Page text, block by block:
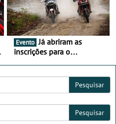
Evento Já abriram as
inscrições para o
Pesquisar
Pesquisar